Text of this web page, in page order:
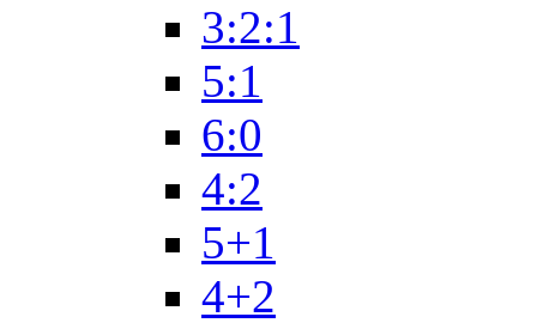
3:2:1
5:1
6:0
4:2
5+1
4+2